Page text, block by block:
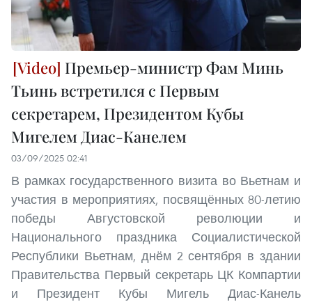
Премьер-министр Фам Минь
Тьинь встретился с Первым
секретарем, Президентом Кубы
Мигелем Диас-Канелем
03/09/2025 02:41
В рамках государственного визита во Вьетнам и
участия в мероприятиях, посвящённых 80-летию
победы Августовской революции и
Национального праздника Социалистической
Республики Вьетнам, днём 2 сентября в здании
Правительства Первый секретарь ЦК Компартии
и Президент Кубы Мигель Диас-Канель